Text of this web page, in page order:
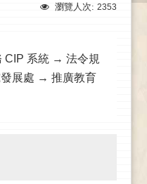
瀏覽人次: 2353
CIP 系統 → 法令規
展處 → 推廣教育